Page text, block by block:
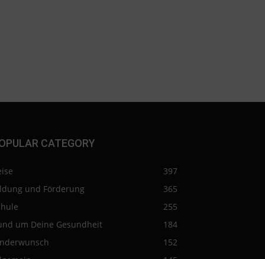
CATEGORY
397
und Förderung
365
255
um Deine Gesundheit
184
152